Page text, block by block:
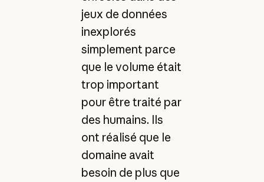
jeux de données
inexplorés
simplement parce
que le volume était
trop important
pour être traité par
des humains. Ils
ont réalisé que le
domaine avait
besoin de plus que